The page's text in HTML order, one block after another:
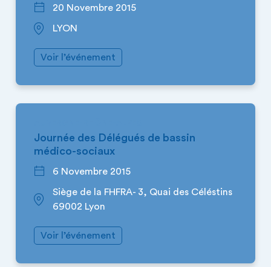
20 Novembre 2015
LYON
Voir l’événement
Journée des Délégués de bassin
médico-sociaux
6 Novembre 2015
Siège de la FHFRA- 3, Quai des Céléstins
69002 Lyon
Voir l’événement